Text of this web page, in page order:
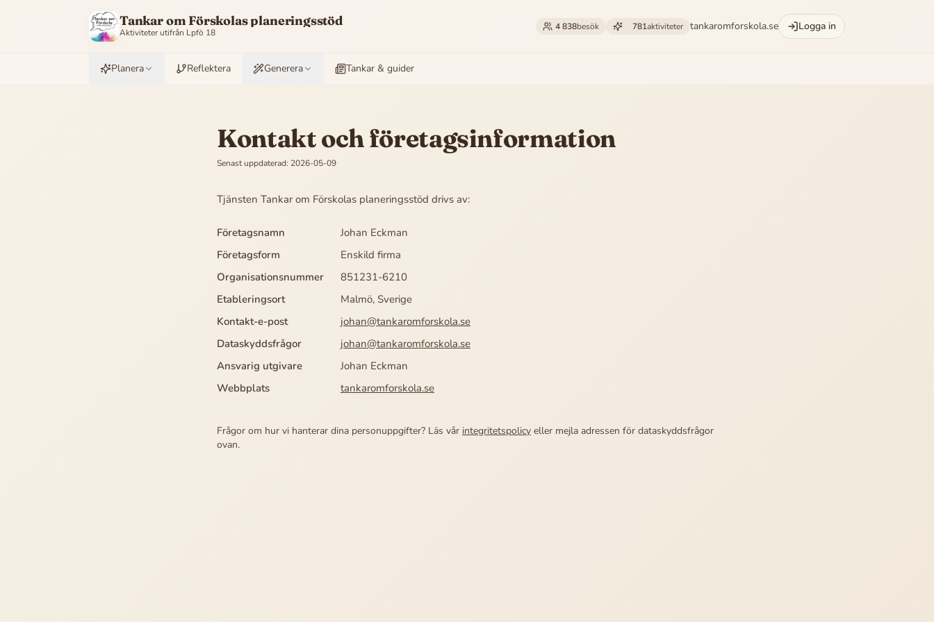
Tankar om Förskolas planeringsstöd
Aktiviteter utifrån Lpfö 18
4 838besök 781aktiviteter tankaromforskola.se Logga in
Planera Reflektera Generera Tankar & guider
Kontakt och företagsinformation
Senast uppdaterad: 2026-05-09
Tjänsten Tankar om Förskolas planeringsstöd drivs av:
Företagsnamn
Johan Eckman
Företagsform
Enskild firma
Organisationsnummer
851231-6210
Etableringsort
Malmö, Sverige
Kontakt-e-post
johan@tankaromforskola.se
Dataskyddsfrågor
johan@tankaromforskola.se
Ansvarig utgivare
Johan Eckman
Webbplats
tankaromforskola.se
Frågor om hur vi hanterar dina personuppgifter? Läs vår integritetspolicy eller mejla adressen för dataskyddsfrågor
ovan.